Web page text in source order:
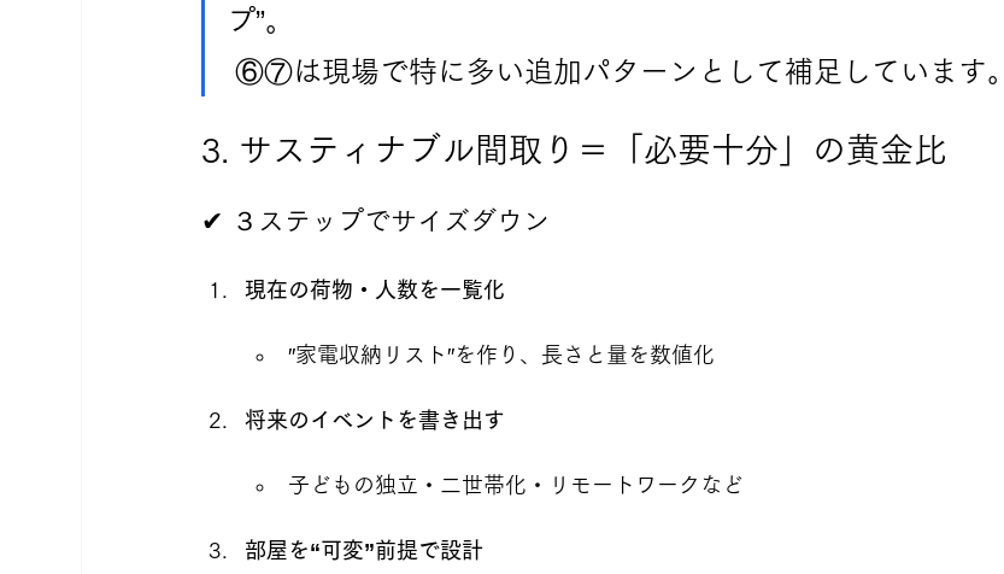
プ”。
⑥⑦は現場で特に多い追加パターンとして補足しています。
3. サスティナブル間取り＝「必要十分」の黄金比
✔ ３ステップでサイズダウン
現在の荷物・人数を一覧化
″家電収納リスト″を作り、長さと量を数値化
将来のイベントを書き出す
子どもの独立・二世帯化・リモートワークなど
部屋を“可変”前提で設計